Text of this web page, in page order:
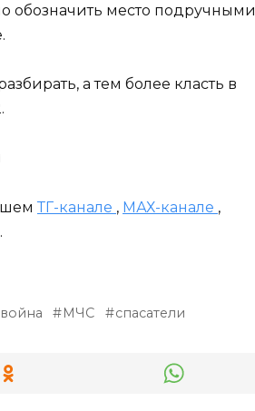
обозначить место подручными
а тем более класть в
ТГ-канале , МАХ-канале ,
.
МЧС спасатели